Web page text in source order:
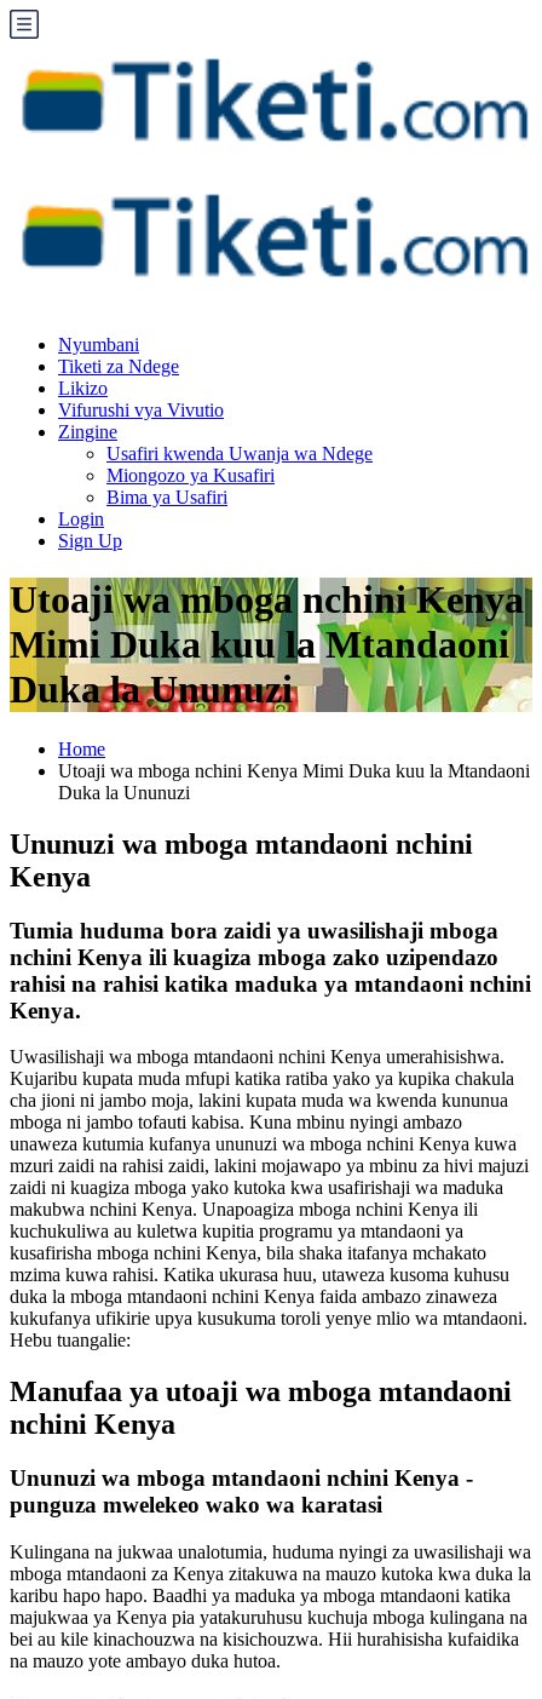
Nyumbani
Tiketi za Ndege
Likizo
Vifurushi vya Vivutio
Zingine
Usafiri kwenda Uwanja wa Ndege
Miongozo ya Kusafiri
Bima ya Usafiri
Login
Sign Up
Utoaji wa mboga nchini Kenya
Mimi Duka kuu la Mtandaoni
Duka la Ununuzi
Home
Utoaji wa mboga nchini Kenya Mimi Duka kuu la Mtandaoni
Duka la Ununuzi
Ununuzi wa mboga mtandaoni nchini
Kenya
Tumia huduma bora zaidi ya uwasilishaji mboga
nchini Kenya ili kuagiza mboga zako uzipendazo
rahisi na rahisi katika maduka ya mtandaoni nchini
Kenya.
Uwasilishaji wa mboga mtandaoni nchini Kenya umerahisishwa.
Kujaribu kupata muda mfupi katika ratiba yako ya kupika chakula
cha jioni ni jambo moja, lakini kupata muda wa kwenda kununua
mboga ni jambo tofauti kabisa. Kuna mbinu nyingi ambazo
unaweza kutumia kufanya ununuzi wa mboga nchini Kenya kuwa
mzuri zaidi na rahisi zaidi, lakini mojawapo ya mbinu za hivi majuzi
zaidi ni kuagiza mboga yako kutoka kwa usafirishaji wa maduka
makubwa nchini Kenya. Unapoagiza mboga nchini Kenya ili
kuchukuliwa au kuletwa kupitia programu ya mtandaoni ya
kusafirisha mboga nchini Kenya, bila shaka itafanya mchakato
mzima kuwa rahisi. Katika ukurasa huu, utaweza kusoma kuhusu
duka la mboga mtandaoni nchini Kenya faida ambazo zinaweza
kukufanya ufikirie upya kusukuma toroli yenye mlio wa mtandaoni.
Hebu tuangalie:
Manufaa ya utoaji wa mboga mtandaoni
nchini Kenya
Ununuzi wa mboga mtandaoni nchini Kenya -
punguza mwelekeo wako wa karatasi
Kulingana na jukwaa unalotumia, huduma nyingi za uwasilishaji wa
mboga mtandaoni za Kenya zitakuwa na mauzo kutoka kwa duka la
karibu hapo hapo. Baadhi ya maduka ya mboga mtandaoni katika
majukwaa ya Kenya pia yatakuruhusu kuchuja mboga kulingana na
bei au kile kinachouzwa na kisichouzwa. Hii hurahisisha kufaidika
na mauzo yote ambayo duka hutoa.